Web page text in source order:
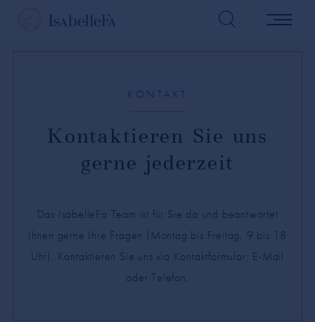
KONTAKT
Kontaktieren Sie uns
gerne jederzeit
Das IsabelleFa Team ist für Sie da und beantwortet
Ihnen gerne Ihre Fragen (Montag bis Freitag, 9 bis 18
Uhr). Kontaktieren Sie uns via Kontaktformular, E-Mail
oder Telefon.